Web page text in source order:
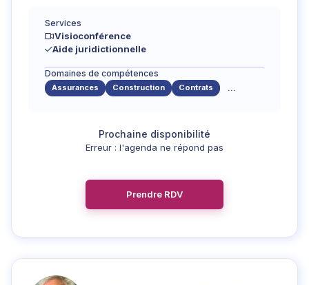
Services
Visioconférence
Aide juridictionnelle
Domaines de compétences
Assurances Construction Contrats ...
Erreur : l'agenda ne répond pas
Prendre RDV